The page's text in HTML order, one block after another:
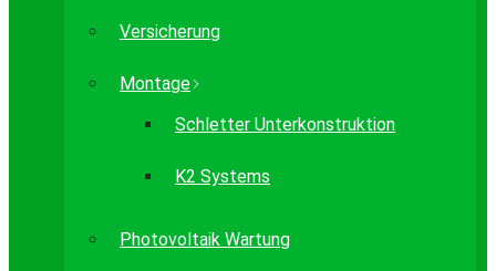
Versicherung
Montage
Schletter Unterkonstruktion
K2 Systems
Photovoltaik Wartung